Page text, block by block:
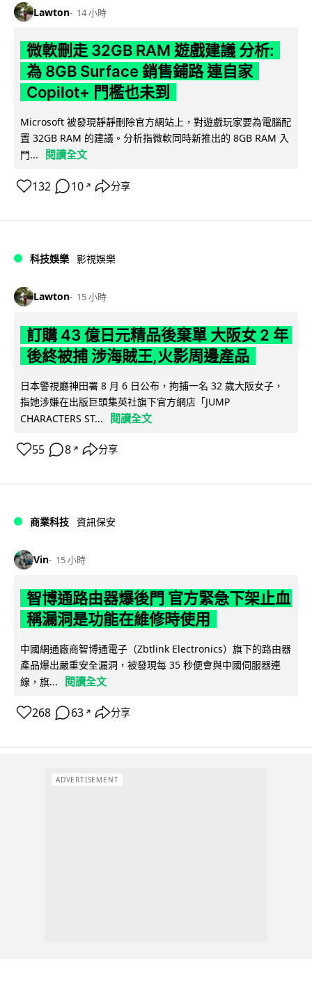
Lawton 14 小時
微軟刪走 32GB RAM 遊戲建議 分析:
為 8GB Surface 銷售鋪路 連自家
Copilot+ 門檻也未到
Microsoft 被發現靜靜刪除官方網站上，對遊戲玩家要為電腦配
置 32GB RAM 的建議。分析指微軟同時新推出的 8GB RAM 入
門...
閱讀全文
132 10 ↗ 分享
科技娛樂 影視娛樂
Lawton 15 小時
訂購 43 億日元精品後棄單 大阪女 2 年
後終被捕 涉海賊王,火影周邊產品
日本警視廳神田署 8 月 6 日公布，拘捕一名 32 歲大阪女子，
指她涉嫌在出版巨頭集英社旗下官方網店「JUMP
CHARACTERS ST...
閱讀全文
55 8 ↗ 分享
商業科技 資訊保安
Vin 15 小時
智博通路由器爆後門 官方緊急下架止血
稱漏洞是功能在維修時使用
中國網通廠商智博通電子（Zbtlink Electronics）旗下的路由器
產品爆出嚴重安全漏洞，被發現每 35 秒便會與中國伺服器連
線，旗...
閱讀全文
268 63 ↗ 分享
ADVERTISEMENT